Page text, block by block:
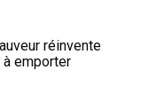
réinvente
emporter